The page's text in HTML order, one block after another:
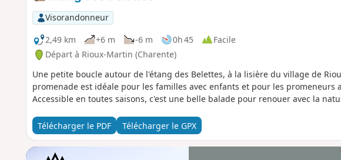
Visorandonneur
2,49 km
+6 m -6 m 0h 45
Facile
Départ à Rioux-Martin (Charente)
Une petite boucle autour de l'étang des Belettes, à la lisière du village de
promenade est idéale pour les familles avec enfants et pour les promeneurs
Accessible en toutes saisons, c'est une belle balade pour renouer avec la
Télécharger le PDF Télécharger le GPX